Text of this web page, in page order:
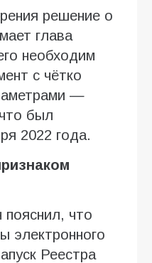
решение о
глава
необходим
с чётко
—
был
2022 года.
что
электронного
Реестра